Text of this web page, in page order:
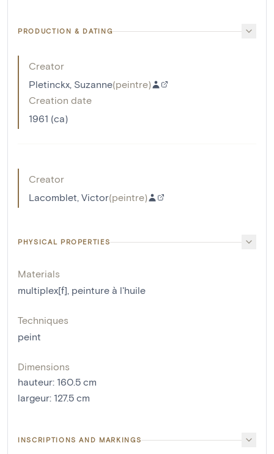
PRODUCTION & DATING
Creator
Pletinckx, Suzanne(peintre)
Creation date
1961 (ca)
Creator
Lacomblet, Victor(peintre)
PHYSICAL PROPERTIES
Materials
multiplex[f], peinture à l'huile
Techniques
peint
Dimensions
hauteur: 160.5 cm
largeur: 127.5 cm
INSCRIPTIONS AND MARKINGS